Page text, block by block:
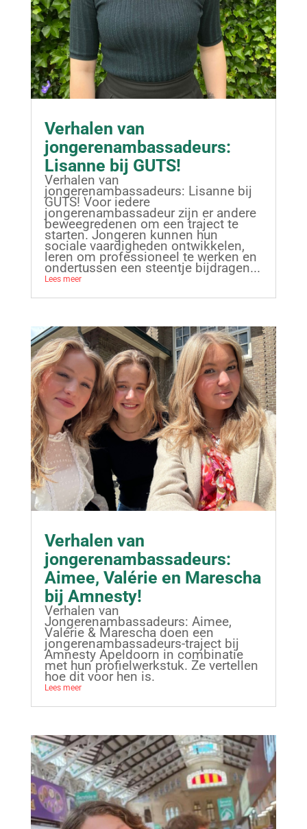
Verhalen van
jongerenambassadeurs:
Lisanne bij GUTS!
Verhalen van
jongerenambassadeurs: Lisanne bij
GUTS! Voor iedere
jongerenambassadeur zijn er andere
beweegredenen om een traject te
starten. Jongeren kunnen hun
sociale vaardigheden ontwikkelen,
leren om professioneel te werken en
ondertussen een steentje bijdragen...
Lees meer
Verhalen van
jongerenambassadeurs:
Aimee, Valérie en Marescha
bij Amnesty!
Verhalen van
Jongerenambassadeurs: Aimee,
Valérie & Marescha doen een
jongerenambassadeurs-traject bij
Amnesty Apeldoorn in combinatie
met hun profielwerkstuk. Ze vertellen
hoe dit voor hen is.
Lees meer